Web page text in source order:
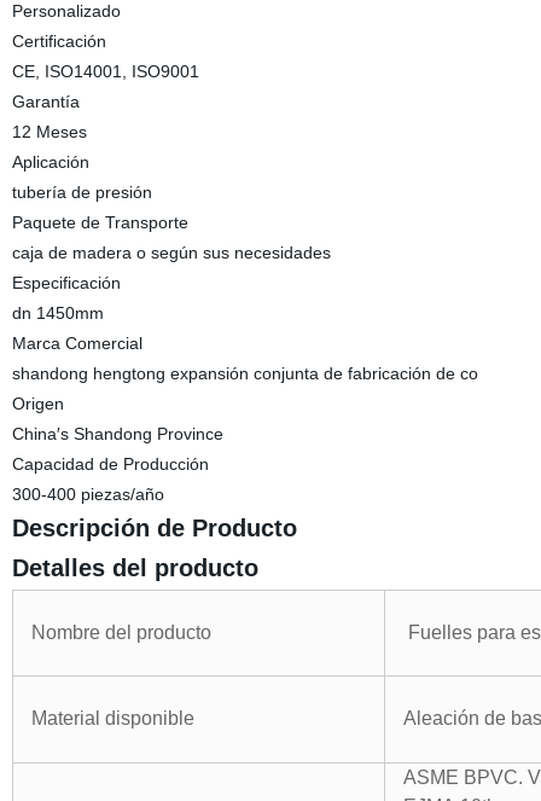
Personalizado
Certificación
CE, ISO14001, ISO9001
Garantía
12 Meses
Aplicación
tubería de presión
Paquete de Transporte
caja de madera o según sus necesidades
Especificación
dn 1450mm
Marca Comercial
shandong hengtong expansión conjunta de fabricación de co
Origen
China′s Shandong Province
Capacidad de Producción
300-400 piezas/año
Descripción de Producto
Detalles del producto
Nombre del producto Fuelles para
Material disponible Aleación de
ASME BPVC.